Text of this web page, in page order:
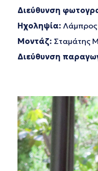
Διεύθυνση
Ηχοληψία: Λάμπρος
Μοντάζ: Σταμάτης
Διεύθυνση